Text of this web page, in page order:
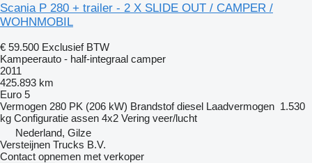
Scania P 280 + trailer - 2 X SLIDE OUT / CAMPER /
WOHNMOBIL
€ 59.500 Exclusief BTW
Kampeerauto - half-integraal camper
2011
425.893 km
Euro 5
Vermogen 280 PK (206 kW) Brandstof diesel Laadvermogen 1.530
kg Configuratie assen 4x2 Vering veer/lucht
Nederland, Gilze
Versteijnen Trucks B.V.
Contact opnemen met verkoper